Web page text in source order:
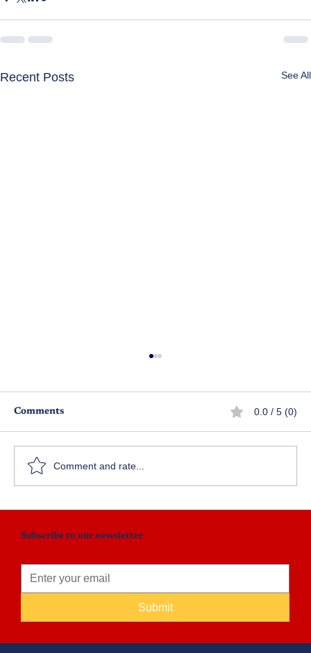
Recent Posts See All
అమావాస్య వెన్నెల - ఎపిసోడ్ 9
Comments 0.0 / 5 (0)
Comment and rate...
Subscribe to our newsletter
Submit